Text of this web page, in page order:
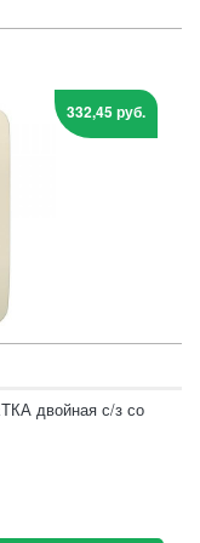
332,45 руб.
двойная с/з со